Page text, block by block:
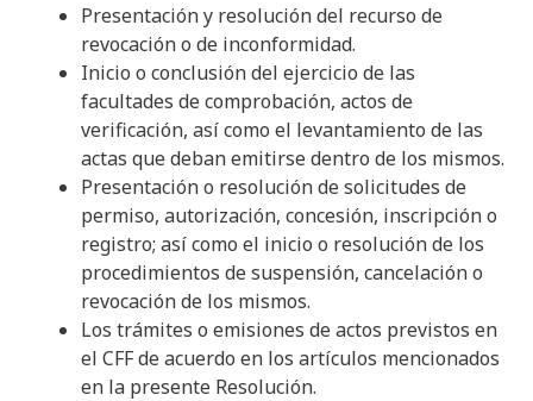
Presentación y resolución del recurso de
revocación o de inconformidad.
Inicio o conclusión del ejercicio de las
facultades de comprobación, actos de
verificación, así como el levantamiento de las
actas que deban emitirse dentro de los mismos.
Presentación o resolución de solicitudes de
permiso, autorización, concesión, inscripción o
registro; así como el inicio o resolución de los
procedimientos de suspensión, cancelación o
revocación de los mismos.
Los trámites o emisiones de actos previstos en
el CFF de acuerdo en los artículos mencionados
en la presente Resolución.